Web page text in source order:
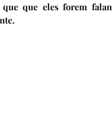
que eles forem